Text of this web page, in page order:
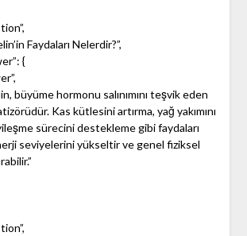
Faydaları Nelerdir?”,
{
büyüme hormonu salınımını teşvik eden
Kas kütlesini artırma, yağ yakımını
sürecini destekleme gibi faydaları
seviyelerini yükseltir ve genel fiziksel